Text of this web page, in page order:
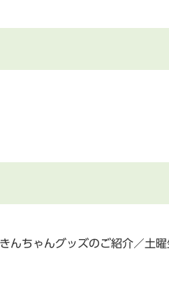
ちゃんグッズのご紹介／土